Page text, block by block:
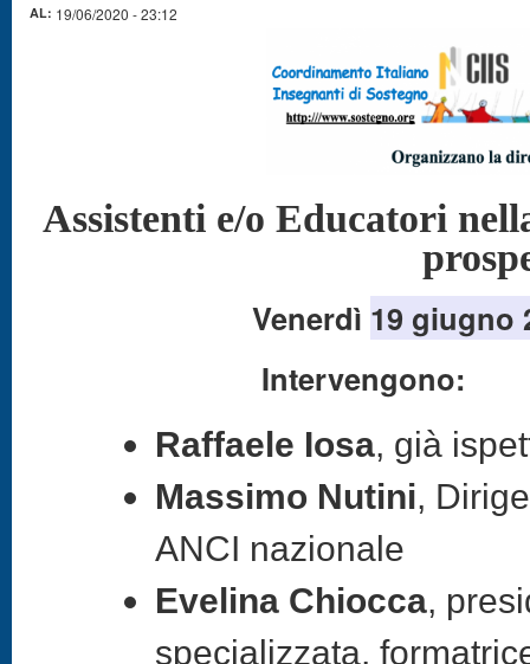
AL: 19/06/2020 - 23:12
Assistenti e/o Educatori
Venerdì 19 giugno
Intervengono:
Raffaele Iosa, già
Massimo Nutini,
ANCI nazionale
Evelina Chiocca,
specializzata,